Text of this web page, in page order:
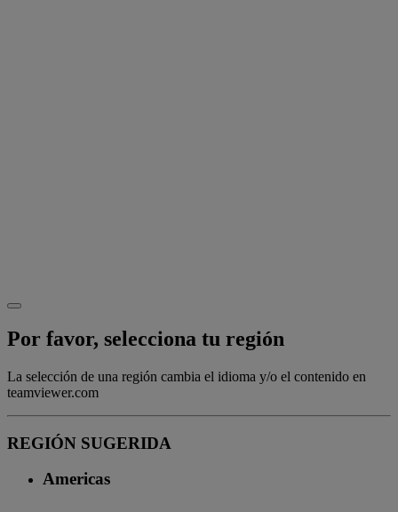
Por favor, selecciona tu región
La selección de una región cambia el idioma y/o el contenido en
teamviewer.com
REGIÓN SUGERIDA
Americas